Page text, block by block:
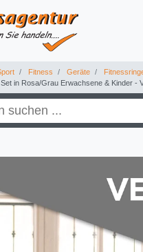
Fitness Geräte
in Rosa/Grau Erwachsene & Kinder